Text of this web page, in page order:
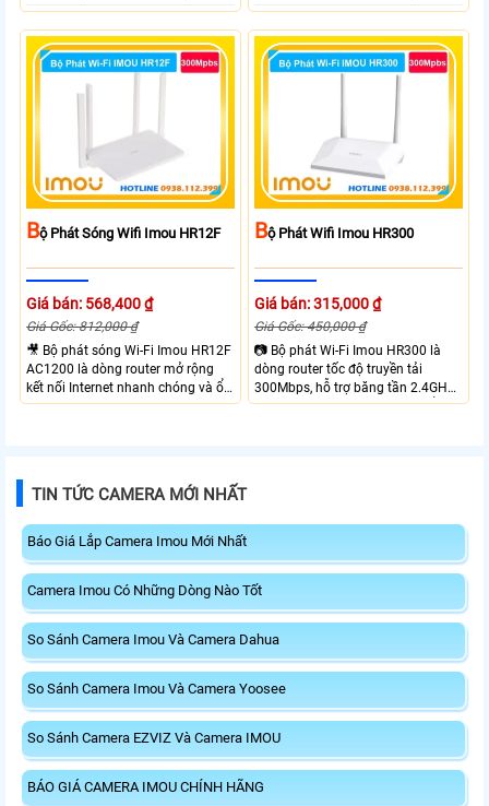
BỘ Phát Sóng Wifi Imou HR12F
Giá bán: 568,400 ₫
Giá Gốc: 812,000 ₫
🎥 Bộ phát sóng Wi-Fi Imou HR12F
AC1200 là dòng router mở rộng
kết nối Internet nhanh chóng và ổn
định với băng tần kép tốc độ lên tới
Phù hợp cho gia đình và văn
phòng.
BỘ Phát Wifi Imou HR300
Giá bán: 315,000 ₫
Giá Gốc: 450,000 ₫
📷 Bộ phát Wi-Fi Imou HR300 là
dòng router tốc độ truyền tải
300Mbps, hỗ trợ băng tần 2.4GHz,
ăng-ten kép 3dBi cho tín hiệu ổn
TIN TỨC CAMERA MỚI NHẤT
Báo Giá Lắp Camera Imou Mới Nhất
Camera Imou Có Những Dòng Nào Tốt
So Sánh Camera Imou Và Camera Dahua
So Sánh Camera Imou Và Camera Yoosee
So Sánh Camera EZVIZ Và Camera IMOU
BÁO GIÁ CAMERA IMOU CHÍNH HÃNG